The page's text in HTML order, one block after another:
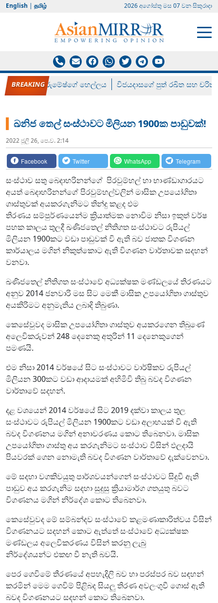
English | தமிழ் 2026 අගෝස්‍තු මස 07 වන සිකුරාදා
රන් ගෙනා රුමේෂ්ගේ හෙල්ලය විජයදාසගේ පුත් රඛිත සහ චරිත්
ඛනිජ තෙල් සංස්ථාවට මිලියන 1900ක පාඩුවක්!
2022 ජූලි 26, පෙ.ව. 2:14
Facebook Twitter WhatsApp Telegram
සංස්ථාව සතු බෙදාහරිනන්ගේ පිරවුම්හල් හා භාණ්ඩාගාරයට
අයත් බෙදාහරිනන්ගේ පිරවුම්හල්වලින් මාසික උපයෝගිතා
ගාස්තුවක් අයකරගැනිමට තින්දු කළද එම
තිරණය සම්පුර්ණයෙන්ම ක්‍රියාත්මක නොවිම නිසා ඉකුත් වර්ෂ
පහක කාලය තුලදී ඛණිජතෙල් නිතිගත සංස්ථාවට රුපියල්
මිලියන 1900කට වඩා පාඩුවක් වි ඇති බව ජාතක විගණන
කාර්යාලය මගින් නිකුත්කොට ඇති විගණන වාර්තාවක සදහන්
වනවා.
ඛණිජතෙල් නිතිගත සංස්ථාවේ අධ්‍යක්ෂක මණ්ඩලයේ තිරණයට
අනුව 2014 ජනවාරි මස සිට මෙකී මාසික උපයෝගිතා ගාස්තුව
අයකිරිමට අනුමැතිය ලබාදි තිබුණා.
කෙසේවුවද මාසික උපයෝගිතා ගාස්තුව අයකරගෙන තිබුණේ
අලෙවිකරුවන් 248 දෙනෙකු අතුරින් 11 දෙනෙකුගෙන්
පමණයි.
එම නිසා 2014 වර්ෂයේ සිට සංස්ථාවට වාර්ෂිකව රුපියල්
මිලියන 300කට වඩා ආදායමක් අහිමිවි තිබු බවද විගණන
වාර්තාවේ සදහන්.
දළ වශයෙන් 2014 වර්ෂයේ සිට 2019 දක්වා කාලය තුල
සංස්ථාවට රුපියල් මිලියන 1900කට වඩා අලාභයක් වි ඇති
බවද විගණනය මගින් අනාවරණය කොට තිබෙනවා. මාසික
උපයෝගිතා ගාස්තු අය කරගැනිමට සංස්ථාව විසින් ඵලදායි
පියවරක් ගෙන නොමැති බවද විගණන වාර්තාවේ දැක්වෙනවා.
මේ සදහා වගකිවයුතු පාර්ශවයන්ගෙන් සංස්ථාවට සිදුවී ඇති
පාඩුව අය කරගැනිම සදහා සුදුසු ක්‍රියාමාර්ග ගතයුතු බවට
විගණනය මගින් නිර්දේශ කොට තිබෙනවා.
කෙසේවුවද මේ සම්බන්දව සංස්ථාවේ කළමණාකාරිත්වය විසින්
විගණනයට සදහන් කොට ඇත්තේ සංස්ථාවේ අධ්‍යක්ෂක
මණ්ඩලය අලෙවිකරණය විසින් කරනු ලැබු
නිර්දේශයන්ට එකඟ වී නැති බවයි.
පෙර ගෙවිමේ තීරණයේ අපහැදිලි බව හා පරස්පර බව සඳහන්
කරමින් මෙම ගෙවිම් පිළිබද සියලු තිරණ අවලංගුවී ගොස් ඇති
බවද විගණනයට සදහන් කොට තිබෙනවා.